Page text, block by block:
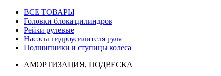
ВСЕ ТОВАРЫ
Головки блока цилиндров
Рейки рулевые
Насосы гидроусилителя руля
Подшипники и ступицы колеса
АМОРТИЗАЦИЯ, ПОДВЕСКА